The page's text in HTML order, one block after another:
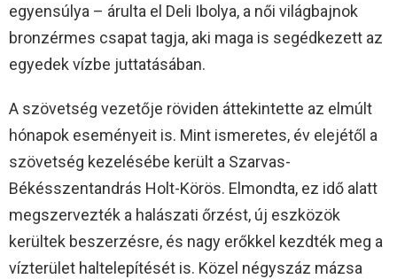
egyensúlya – árulta el Deli Ibolya, a női világbajnok
bronzérmes csapat tagja, aki maga is segédkezett az
egyedek vízbe juttatásában.
A szövetség vezetője röviden áttekintette az elmúlt
hónapok eseményeit is. Mint ismeretes, év elejétől a
szövetség kezelésébe került a Szarvas-
Békésszentandrás Holt-Körös. Elmondta, ez idő alatt
megszervezték a halászati őrzést, új eszközök
kerültek beszerzésre, és nagy erőkkel kezdték meg a
vízterület haltelepítését is. Közel négyszáz mázsa